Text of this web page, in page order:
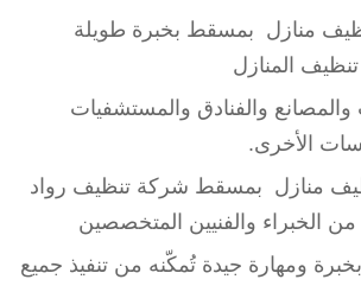
منازل بمسقط بخبرة طويلة
المنازل
والمصانع والفنادق والمستشفيات
الأخرى.
منازل بمسقط شركة تنظيف رواد
الخبراء والفنيين المتخصصين
بخبرة ومهارة جيدة تُمكّنه من تنفيذ جميع